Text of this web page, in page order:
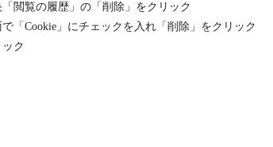
「閲覧の履歴」の「削除」をクリック
「Cookie」にチェックを入れ「削除」をクリック
ク